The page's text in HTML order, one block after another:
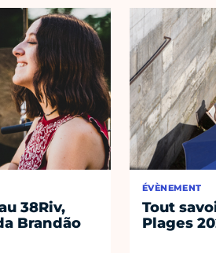
38Riv,
Brandão
ÉVÈNEMENT
Tout
Plages